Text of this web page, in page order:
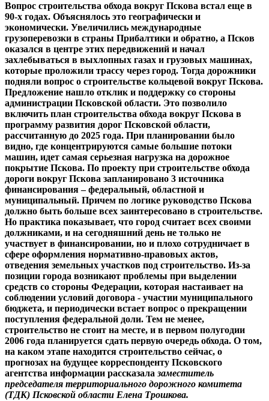
Вопрос строительства обхода вокруг Пскова встал еще в
90-х годах. Объяснялось это географически и
экономически. Увеличились международные
грузоперевозки в страны Прибалтики и обратно, а Псков
оказался в центре этих передвижений и начал
захлебываться в выхлопных газах и грузовых машинах,
которые проложили трассу через город. Тогда дорожники
подняли вопрос о строительстве кольцевой вокруг Пскова.
Предложение нашло отклик и поддержку со стороны
администрации Псковской области. Это позволило
включить план строительства обхода вокруг Пскова в
программу развития дорог Псковской области,
рассчитанную до 2025 года. При планировании было
видно, где концентрируются самые большие потоки
машин, идет самая серьезная нагрузка на дорожное
покрытие Пскова. По проекту при строительстве обхода
дороги вокруг Пскова запланировано 3 источника
финансирования – федеральный, областной и
муниципальный. Причем по логике руководство Пскова
должно быть больше всех заинтересовано в строительстве.
Но практика показывает, что город считает всех своими
должниками, и на сегодняшний день не только не
участвует в финансировании, но и плохо сотрудничает в
сфере оформления нормативно-правовых актов,
отведения земельных участков под строительство. Из-за
позиции города возникают проблемы при выделении
средств со стороны Федерации, которая настаивает на
соблюдении условий договора - участии муниципального
бюджета, и периодически встает вопрос о прекращении
поступления федеральной доли. Тем не менее,
строительство не стоит на месте, и в первом полугодии
2006 года планируется сдать первую очередь обхода. О том,
на каком этапе находится строительство сейчас, о
прогнозах на будущее корреспонденту Псковского
агентства информации рассказалазаместитель
председателя территориального дорожного комитета
(ТДК) Псковской области Елена Трошкова.